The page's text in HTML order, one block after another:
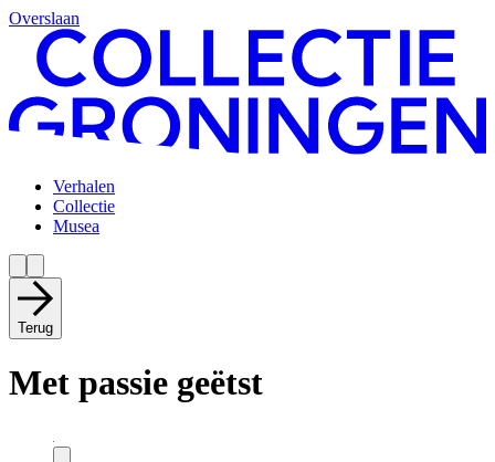
Overslaan
Verhalen
Collectie
Musea
Terug
Met passie geëtst